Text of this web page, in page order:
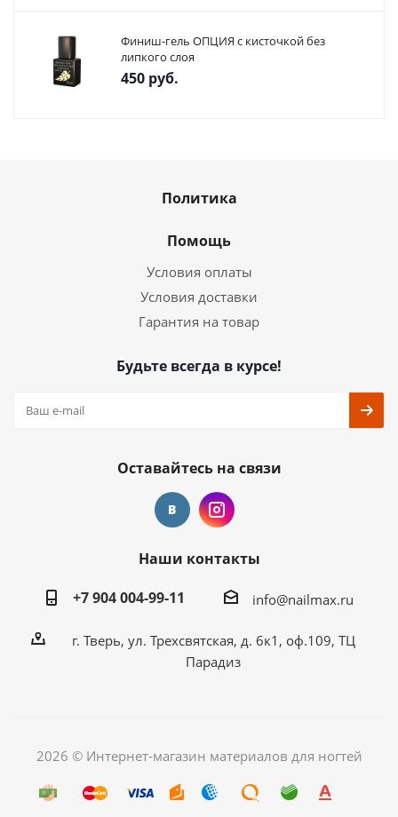
Финиш-гель ОПЦИЯ с кисточкой без
липкого слоя
450 руб.
Политика
Помощь
Условия оплаты
Условия доставки
Гарантия на товар
Будьте всегда в курсе!
Оставайтесь на связи
Наши контакты
+7 904 004-99-11
info@nailmax.ru
г. Тверь, ул. Трехсвятская, д. 6к1, оф.109, ТЦ
Парадиз
2026 © Интернет-магазин материалов для ногтей